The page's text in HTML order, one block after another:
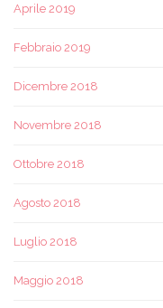
Aprile 2019
Febbraio 2019
Dicembre 2018
Novembre 2018
Ottobre 2018
Agosto 2018
Luglio 2018
Maggio 2018